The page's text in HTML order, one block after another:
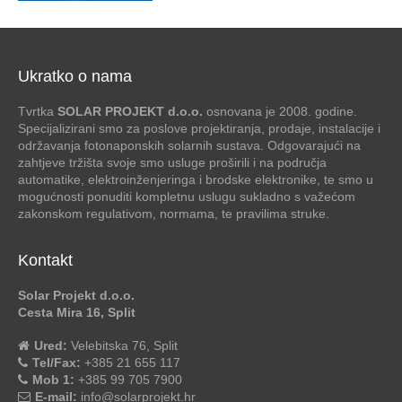
Ukratko o nama
Tvrtka SOLAR PROJEKT d.o.o. osnovana je 2008. godine.
Specijalizirani smo za poslove projektiranja, prodaje, instalacije i
održavanja fotonaponskih solarnih sustava. Odgovarajući na
zahtjeve tržišta svoje smo usluge proširili i na područja
automatike, elektroinženjeringa i brodske elektronike, te smo u
mogućnosti ponuditi kompletnu uslugu sukladno s važećom
zakonskom regulativom, normama, te pravilima struke.
Kontakt
Solar Projekt d.o.o.
Cesta Mira 16, Split
Ured: Velebitska 76, Split
Tel/Fax: +385 21 655 117
Mob 1: +385 99 705 7900
E-mail: info@solarprojekt.hr